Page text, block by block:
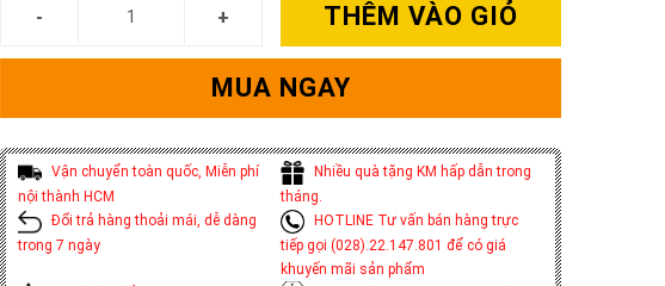
THÊM VÀO GIỎ
MUA NGAY
Vận chuyển toàn quốc, Miễn phí
nội thành HCM
Nhiều quà tặng KM hấp dẫn trong
tháng.
Đổi trả hàng thoải mái, dễ dàng
trong 7 ngày
HOTLINE Tư vấn bán hàng trực
tiếp gọi (028).22.147.801 để có giá
khuyến mãi sản phẩm